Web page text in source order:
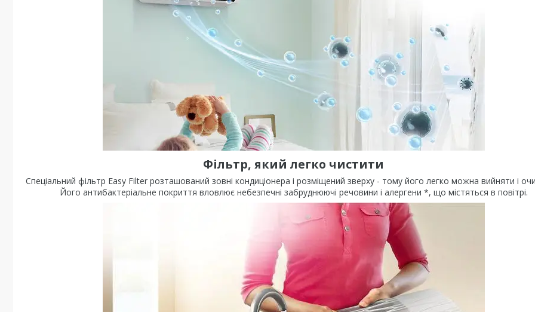
Фільтр, який легко чистити
Спеціальний фільтр Easy Filter розташований зовні кондиціонера і розміщений зверху - тому його легко можна вийняти і
Його антибактеріальне покриття вловлює небезпечні забруднюючі речовини і алергени *, що містяться в повітрі.